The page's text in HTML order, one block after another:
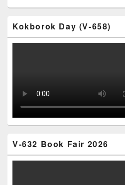
Kokborok Day (V-658)
V-632 Book Fair 2026